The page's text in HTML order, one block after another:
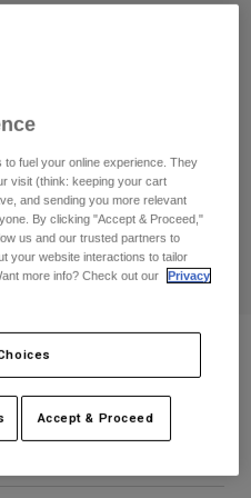
fuel your online experience. They
visit (think: keeping your cart
and sending you more relevant
By clicking "Accept & Proceed,"
us and our trusted partners to
your website interactions to tailor
more info? Check out our
Privacy
Accept & Proceed